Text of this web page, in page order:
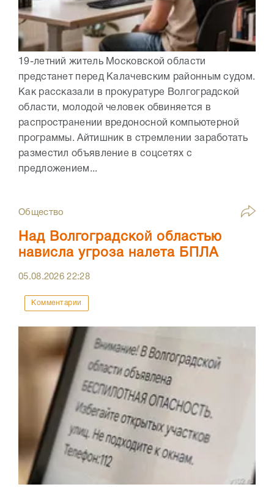
19-летний житель Московской области
предстанет перед Калачевским районным судом.
Как рассказали в прокуратуре Волгоградской
области, молодой человек обвиняется в
распространении вредоносной компьютерной
программы. Айтишник в стремлении заработать
разместил объявление в соцсетях с
предложением...
Общество
Над Волгоградской областью
нависла угроза налета БПЛА
05.08.202622:28
Комментарии